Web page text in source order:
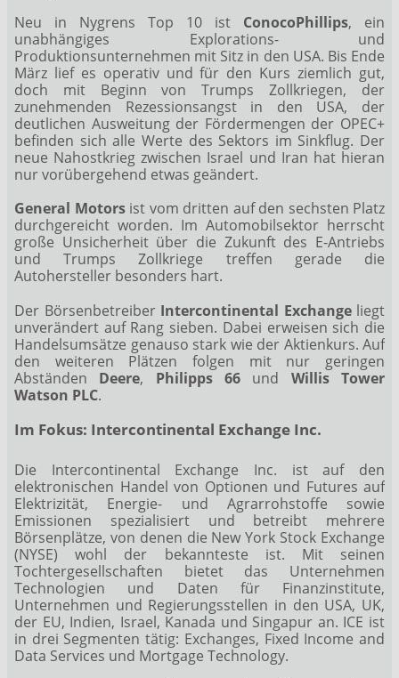
Neu in Nygrens Top 10 ist ConocoPhillips, ein
unabhängiges Explorations- und
Produktionsunternehmen mit Sitz in den USA. Bis Ende
März lief es operativ und für den Kurs ziemlich gut,
doch mit Beginn von Trumps Zollkriegen, der
zunehmenden Rezessionsangst in den USA, der
deutlichen Ausweitung der Fördermengen der OPEC+
befinden sich alle Werte des Sektors im Sinkflug. Der
neue Nahostkrieg zwischen Israel und Iran hat hieran
nur vorübergehend etwas geändert.
General Motorsist vom dritten auf den sechsten Platz
durchgereicht worden. Im Automobilsektor herrscht
große Unsicherheit über die Zukunft des E-Antriebs
und Trumps Zollkriege treffen gerade die
Autohersteller besonders hart.
Der Börsenbetreiber Intercontinental Exchangeliegt
unverändert auf Rang sieben. Dabei erweisen sich die
Handelsumsätze genauso stark wie der Aktienkurs. Auf
den weiteren Plätzen folgen mit nur geringen
Abständen Deere, Philipps 66 und Willis Tower
Watson PLC.
Im Fokus: Intercontinental Exchange Inc.
Die Intercontinental Exchange Inc. ist auf den
elektronischen Handel von Optionen und Futures auf
Elektrizität, Energie- und Agrarrohstoffe sowie
Emissionen spezialisiert und betreibt mehrere
Börsenplätze, von denen die New York Stock Exchange
(NYSE) wohl der bekannteste ist. Mit seinen
Tochtergesellschaften bietet das Unternehmen
Technologien und Daten für Finanzinstitute,
Unternehmen und Regierungsstellen in den USA, UK,
der EU, Indien, Israel, Kanada und Singapur an. ICE ist
in drei Segmenten tätig: Exchanges, Fixed Income and
Data Services und Mortgage Technology.